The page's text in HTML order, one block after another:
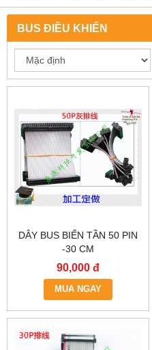
BUS ĐIỀU KHIỂN
DÂY BUS BIẾN TẦN 50 PIN
-30 CM
90,000 đ
MUA NGAY